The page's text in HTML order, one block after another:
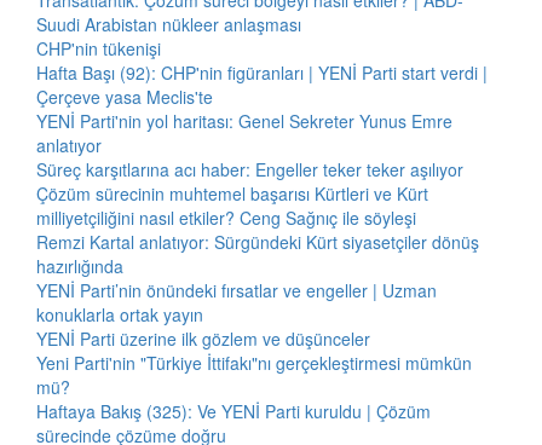
Suudi Arabistan nükleer anlaşması
CHP'nin tükenişi
Hafta Başı (92): CHP'nin figüranları | YENİ Parti start verdi |
Çerçeve yasa Meclis'te
YENİ Parti'nin yol haritası: Genel Sekreter Yunus Emre
anlatıyor
Süreç karşıtlarına acı haber: Engeller teker teker aşılıyor
Çözüm sürecinin muhtemel başarısı Kürtleri ve Kürt
milliyetçiliğini nasıl etkiler? Ceng Sağnıç ile söyleşi
Remzi Kartal anlatıyor: Sürgündeki Kürt siyasetçiler dönüş
hazırlığında
YENİ Parti’nin önündeki fırsatlar ve engeller | Uzman
konuklarla ortak yayın
YENİ Parti üzerine ilk gözlem ve düşünceler
Yeni Parti'nin "Türkiye İttifakı"nı gerçekleştirmesi mümkün
mü?
Haftaya Bakış (325): Ve YENİ Parti kuruldu | Çözüm
sürecinde çözüme doğru